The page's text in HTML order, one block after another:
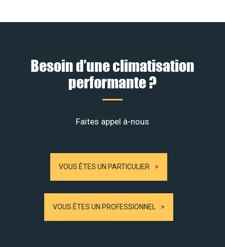
Besoin d’une climatisation
performante ?
Faites appel à-nous
VOUS ÊTES UN PARTICULIER
VOUS ÊTES UN PROFESSIONNEL